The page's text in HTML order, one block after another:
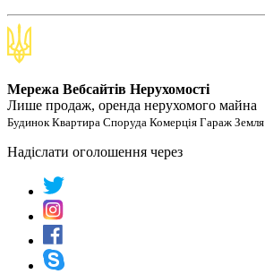
Мережа Вебсайтів Нерухомості
Лише продаж, оренда нерухомого майна
Будинок Квартира Споруда Комерція Гараж Земля
Надіслати оголошення через